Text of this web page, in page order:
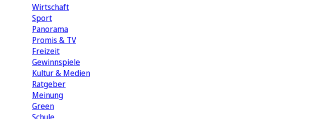
Wirtschaft
Sport
Panorama
Promis & TV
Freizeit
Gewinnspiele
Kultur & Medien
Ratgeber
Meinung
Green